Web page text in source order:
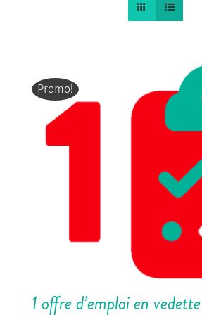
Promo!
1 offre d’emploi en vedette